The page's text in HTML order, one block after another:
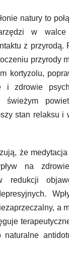
natury to
w
z przyrodą.
przyrody
kortyzolu,
i zdrowie
świeżym
stan relaksu i
że
na
redukcji
a
naturalne